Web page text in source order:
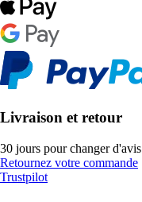
Livraison et retour
30 jours pour changer d'avis
Retournez votre commande
Trustpilot